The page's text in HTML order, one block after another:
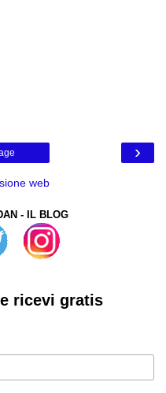
›
web
- IL BLOG
ricevi gratis